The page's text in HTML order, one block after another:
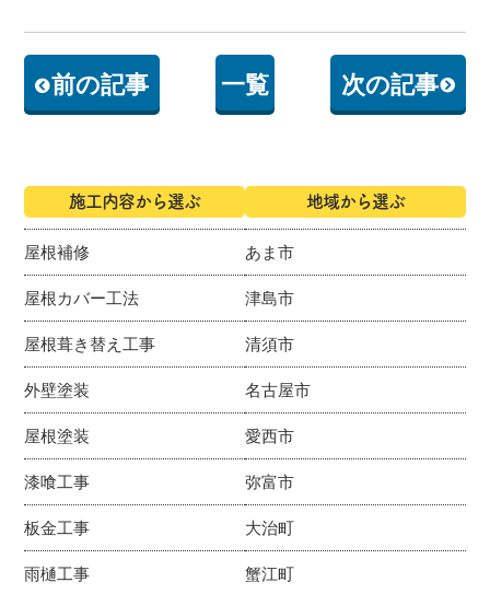
前の記事 一覧 次の記事
施工内容から選ぶ
屋根補修
屋根カバー工法
屋根葺き替え工事
外壁塗装
屋根塗装
漆喰工事
板金工事
雨樋工事
地域から選ぶ
あま市
津島市
清須市
名古屋市
愛西市
弥富市
大治町
蟹江町